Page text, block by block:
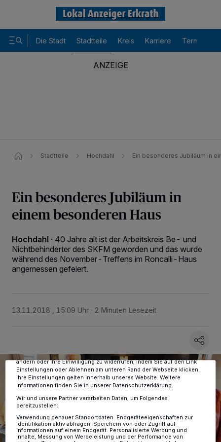
Die Stadt Stadtteile Kreis Karriere Termine
Stadtteile Hochdahl Ein besonderes Jubiläum in
Ein besonderes Jubiläum in
einem besonderen Haus
Hochdahl · 40 Jahre alt ist der Arbeitskreis Be- und
Nichtbehinderter des SKFM geworden und das wurde
während des November-Treffens im Roncalli-Haus
angemessen gefeiert.
13.11.2018 , 15:09 Uhr 2 Minuten Lesezeit
personenbezogene Daten wie Browserdaten oder eindeutige
Kennungen auf Ihrem Gerät zu. Durch Auswahl von OK aktivieren Sie
dieses Menü jederzeit wieder aufrufen, um Ihre Einstellungen zu
ändern oder Ihre Einwilligung zu widerrufen, indem Sie auf den Link
Einstellungen oder Ablehnen am unteren Rand der Webseite klicken.
Ihre Einstellungen gelten innerhalb unseres Website. Weitere
Informationen finden Sie in unserer Datenschutzerklärung.
Wir und unsere Partner verarbeiten Daten, um Folgendes
bereitzustellen:
Verwendung genauer Standortdaten. Endgeräteeigenschaften zur
Identifikation aktiv abfragen. Speichern von oder Zugriff auf
Informationen auf einem Endgerät. Personalisierte Werbung und
Inhalte, Messung von Werbeleistung und der Performance von